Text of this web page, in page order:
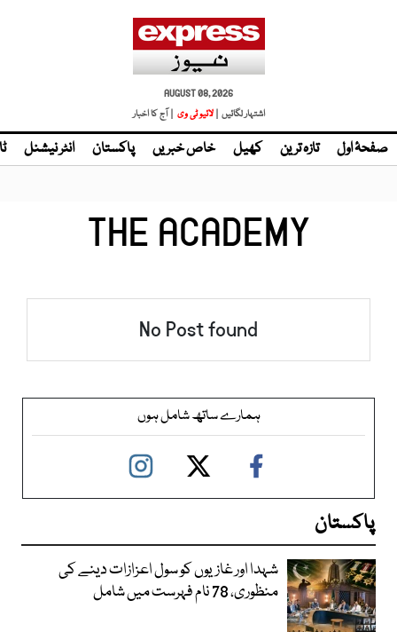
AUGUST 08, 2026
اشتہار لگائیں | لائیو ٹی وی | آج کا اخبار
صفحۂ اول تازہ ترین کھیل خاص خبریں پاکستان انٹر نیشنل
THE ACADEMY
No Post found
ہمارے ساتھ شامل ہوں
پاکستان
شہدا اور غازیوں کو سول اعزازات دینے کی
منظوری، 78 نام فہرست میں شامل